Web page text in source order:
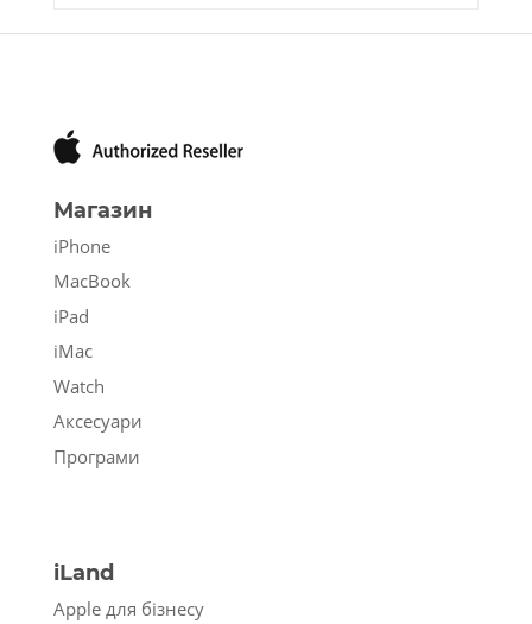
Магазин
iPhone
MacBook
iPad
iMac
Watch
Аксесуари
Програми
iLand
Apple для бізнесу